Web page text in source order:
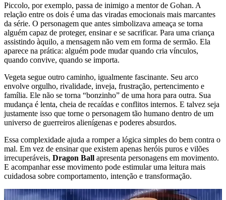
Piccolo, por exemplo, passa de inimigo a mentor de Gohan. A
relação entre os dois é uma das viradas emocionais mais marcantes
da série. O personagem que antes simbolizava ameaça se torna
alguém capaz de proteger, ensinar e se sacrificar. Para uma criança
assistindo àquilo, a mensagem não vem em forma de sermão. Ela
aparece na prática: alguém pode mudar quando cria vínculos,
quando convive, quando se importa.
Vegeta segue outro caminho, igualmente fascinante. Seu arco
envolve orgulho, rivalidade, inveja, frustração, pertencimento e
família. Ele não se torna “bonzinho” de uma hora para outra. Sua
mudança é lenta, cheia de recaídas e conflitos internos. E talvez seja
justamente isso que torne o personagem tão humano dentro de um
universo de guerreiros alienígenas e poderes absurdos.
Essa complexidade ajuda a romper a lógica simples do bem contra o
mal. Em vez de ensinar que existem apenas heróis puros e vilões
irrecuperáveis, Dragon Ball apresenta personagens em movimento.
E acompanhar esse movimento pode estimular uma leitura mais
cuidadosa sobre comportamento, intenção e transformação.